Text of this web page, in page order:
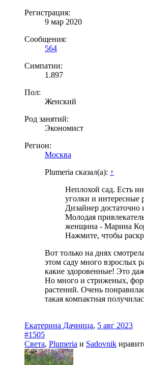
Регистрация:
9 мар 2020
Сообщения:
564
Симпатии:
1.897
Пол:
Женский
Род занятий:
Экономист
Регион:
Москва
Plumeria сказал(а): ↑
Неплохой сад. Есть
уголки и интересные
Дизайнер достаточно
Молодая
женщина - Марина
Нажмите, чтобы
Вот только на днях
этом саду много взрослых
какие здоровенные! Это
Но много и стриженых,
растений. Очень
такая компактная
Екатерина Дачница, 5 авг 2023
#1505
Света, Plumeria и Sadovnik